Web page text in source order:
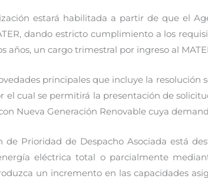
estará habilitada a partir de que el
dando estricto cumplimiento a los
años, un cargo trimestral por ingreso al
principales que incluye la
el cual se permitirá la presentación de
Nueva Generación Renovable cuya
de Prioridad de Despacho Asociada está
eléctrica total o parcialmente
un incremento en las capacidades